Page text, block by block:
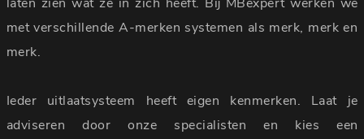
met verschillende A-merken systemen als merk, merk en
merk.
Ieder uitlaatsysteem heeft eigen kenmerken. Laat je
adviseren door onze specialisten en kies een